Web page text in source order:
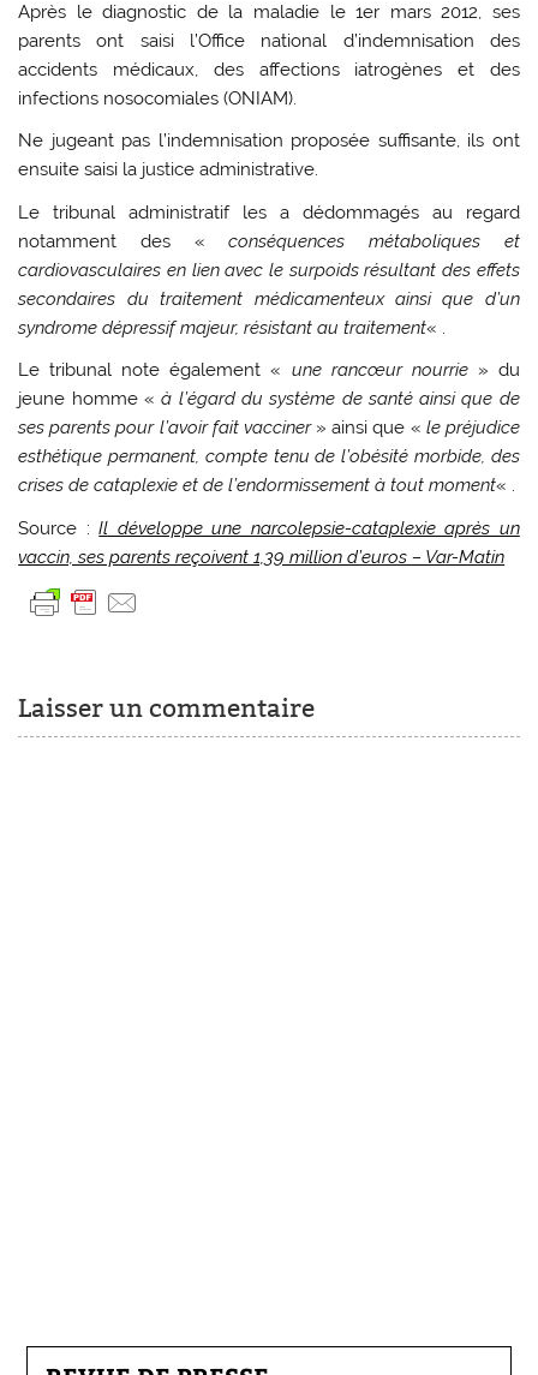
Après le diagnostic de la maladie le 1er mars 2012, ses
parents ont saisi l’Office national d’indemnisation des
accidents médicaux, des affections iatrogènes et des
infections nosocomiales (ONIAM).
Ne jugeant pas l’indemnisation proposée suffisante, ils ont
ensuite saisi la justice administrative.
Le tribunal administratif les a dédommagés au regard
notamment des «conséquences métaboliques et
cardiovasculaires en lien avec le surpoids résultant des effets
secondaires du traitement médicamenteux ainsi que d’un
syndrome dépressif majeur, résistant au traitement« .
Le tribunal note également « une rancœur nourrie» du
jeune homme «à l’égard du système de santé ainsi que de
ses parents pour l’avoir fait vacciner» ainsi que « le préjudice
esthétique permanent, compte tenu de l’obésité morbide, des
crises de cataplexie et de l’endormissement à tout moment« .
Source :Il développe une narcolepsie-cataplexie après un
vaccin, ses parents reçoivent 1,39 million d’euros – Var-Matin
Laisser un commentaire